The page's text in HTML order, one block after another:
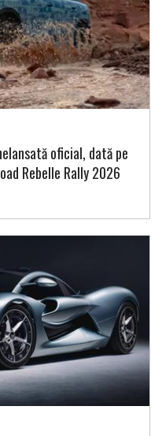
oficial, dată pe
Rebelle Rally 2026